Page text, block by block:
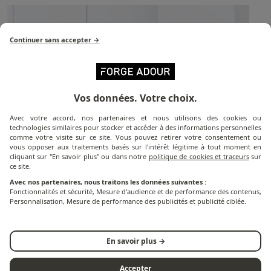
Un éco-projet - Design et
Continuer sans accepter →
Vos données. Votre choix.
Avec votre accord, nos partenaires et nous utilisons des cookies ou
technologies similaires pour stocker et accéder à des informations personnelles
comme votre visite sur ce site. Vous pouvez retirer votre consentement ou
vous opposer aux traitements basés sur l'intérêt légitime à tout moment en
cliquant sur "En savoir plus" ou dans notre politique de cookies et traceurssur
ce site.
Avec nos partenaires, nous traitons les données suivantes :
Fonctionnalités et sécurité, Mesure d'audience et de performance des contenus,
Personnalisation, Mesure de performance des publicités et publicité ciblée.
En savoir plus →
Accepter